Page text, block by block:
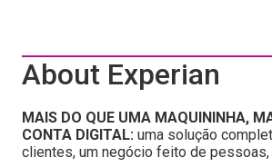
About Experian
MAIS DO QUE UMA MAQUININHA,
CONTA DIGITAL: uma solução
clientes, um negócio feito de